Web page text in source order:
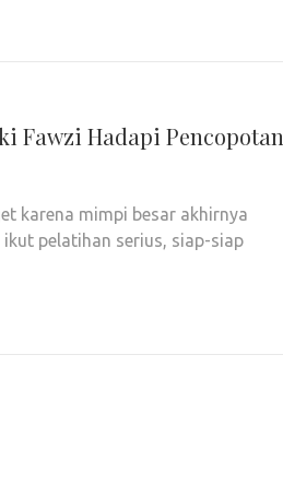
Fawzi Hadapi Pencopotan
karena mimpi besar akhirnya
pelatihan serius, siap-siap